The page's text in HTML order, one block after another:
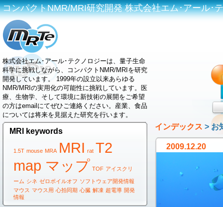
コンパクトNMR/MRI研究開発 株式会社エム･アール･
株式会社エム･アール･テクノロジーは、量子生命
科学に挑戦しながら、コンパクトNMR/MRIを研究
開発しています。 1999年の設立以来あらゆる
NMR/MRIの実用化の可能性に挑戦しています。医
療、生物学、そして環境に新技術の展開をご希望
の方はemailにてぜひご連絡ください。産業、食品
については将来を見据えた研究を行います。
MRI keywords
1.5T mouse MRA MRI rat T2
map マップ TOF アイスクリ
ーム シネ ゼロボイルオフ ソフトウェア開発情報
マウス マウス用 心拍同期 心臓 解凍 超電導 開発
情報
インデックス > お
2009.12.20